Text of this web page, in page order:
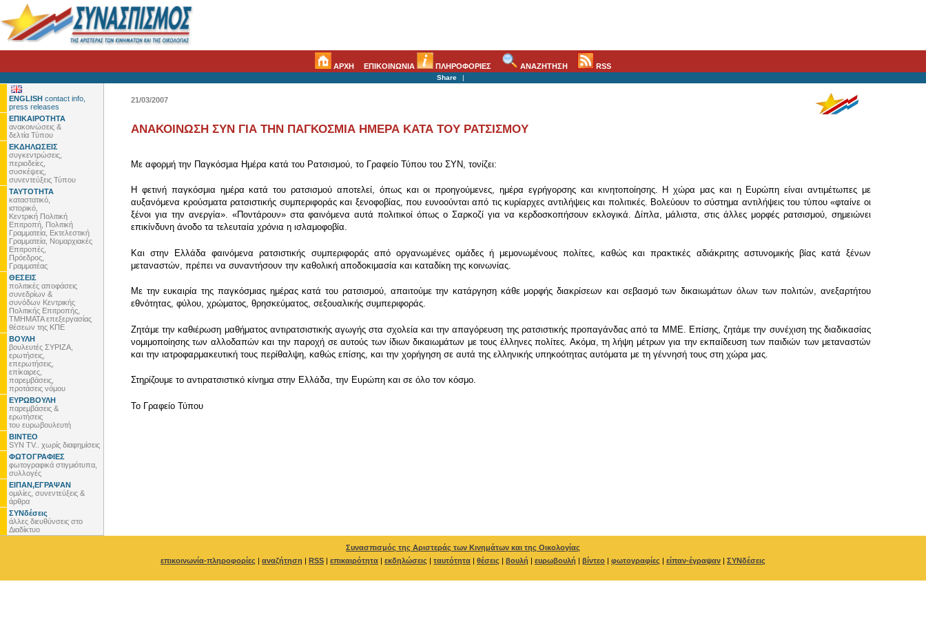
ΑΡΧΗ ΕΠΙΚΟΙΝΩΝΙΑ ΠΛΗΡΟΦΟΡΙΕΣ ΑΝΑΖΗΤΗΣΗ RSS
Share |
ENGLISH contact info,
press releases
ΕΠΙΚΑΙΡΟΤΗΤΑ
ανακοινώσεις &
δελτία Τύπου
ΕΚΔΗΛΩΣΕΙΣ
συγκεντρώσεις,
περιοδείες,
συσκέψεις,
συνεντεύξεις Τύπου
ΤΑΥΤΟΤΗΤΑ
καταστατικό,
ιστορικό,
Κεντρική Πολιτική
Επιτροπή, Πολιτική
Γραμματεία, Εκτελεστική
Γραμματεία, Νομαρχιακές
Επιτροπές,
Πρόεδρος,
Γραμματέας
ΘΕΣΕΙΣ
πολιτικές αποφάσεις
συνεδρίων &
συνόδων Κεντρικής
Πολιτικής Επιτροπής,
ΤΜΗΜΑΤΑ επεξεργασίας
θέσεων της ΚΠΕ
ΒΟΥΛΗ
βουλευτές ΣΥΡΙΖΑ,
ερωτήσεις,
επερωτήσεις,
επίκαιρες,
παρεμβάσεις,
προτάσεις νόμου
ΕΥΡΩΒΟΥΛΗ
παρεμβάσεις &
ερωτήσεις
του ευρωβουλευτή
ΒΙΝΤΕΟ
SYN TV.. χωρίς διαφημίσεις
ΦΩΤΟΓΡΑΦΙΕΣ
φωτογραφικά στιγμιότυπα,
συλλογές
ΕΙΠΑΝ,ΕΓΡΑΨΑΝ
ομιλίες, συνεντεύξεις &
άρθρα
ΣΥΝδέσεις
άλλες διευθύνσεις στο
Διαδίκτυο
21/03/2007
ΑΝΑΚΟΙΝΩΣΗ ΣΥΝ ΓΙΑ ΤΗΝ ΠΑΓΚΟΣΜΙΑ ΗΜΕΡΑ ΚΑΤΑ ΤΟΥ ΡΑΤΣΙΣΜΟΥ
Με αφορμή την Παγκόσμια Ημέρα κατά του Ρατσισμού, το Γραφείο Τύπου του ΣΥΝ, τονίζει:
Η φετινή παγκόσμια ημέρα κατά του ρατσισμού αποτελεί, όπως και οι προηγούμενες, ημέρα εγρήγορσης και κινητοποίησης. Η χώρα μας και η Ευρώπη είναι αντιμέτωπες με
αυξανόμενα κρούσματα ρατσιστικής συμπεριφοράς και ξενοφοβίας, που ευνοούνται από τις κυρίαρχες αντιλήψεις και πολιτικές. Βολεύουν το σύστημα αντιλήψεις του τύπου «φταίνε οι
ξένοι για την ανεργία». «Ποντάρουν» στα φαινόμενα αυτά πολιτικοί όπως ο Σαρκοζί για να κερδοσκοπήσουν εκλογικά. Δίπλα, μάλιστα, στις άλλες μορφές ρατσισμού, σημειώνει
επικίνδυνη άνοδο τα τελευταία χρόνια η ισλαμοφοβία.
Και στην Ελλάδα φαινόμενα ρατσιστικής συμπεριφοράς από οργανωμένες ομάδες ή μεμονωμένους πολίτες, καθώς και πρακτικές αδιάκριτης αστυνομικής βίας κατά ξένων
μεταναστών, πρέπει να συναντήσουν την καθολική αποδοκιμασία και καταδίκη της κοινωνίας.
Με την ευκαιρία της παγκόσμιας ημέρας κατά του ρατσισμού, απαιτούμε την κατάργηση κάθε μορφής διακρίσεων και σεβασμό των δικαιωμάτων όλων των πολιτών, ανεξαρτήτου
εθνότητας, φύλου, χρώματος, θρησκεύματος, σεξουαλικής συμπεριφοράς.
Ζητάμε την καθιέρωση μαθήματος αντιρατσιστικής αγωγής στα σχολεία και την απαγόρευση της ρατσιστικής προπαγάνδας από τα ΜΜΕ. Επίσης, ζητάμε την συνέχιση της διαδικασίας
νομιμοποίησης των αλλοδαπών και την παροχή σε αυτούς των ίδιων δικαιωμάτων με τους έλληνες πολίτες. Ακόμα, τη λήψη μέτρων για την εκπαίδευση των παιδιών των μεταναστών
και την ιατροφαρμακευτική τους περίθαλψη, καθώς επίσης, και την χορήγηση σε αυτά της ελληνικής υπηκοότητας αυτόματα με τη γέννησή τους στη χώρα μας.
Στηρίζουμε το αντιρατσιστικό κίνημα στην Ελλάδα, την Ευρώπη και σε όλο τον κόσμο.
To Γραφείο Τύπου
Συνασπισμός της Αριστεράς των Κινημάτων και της Οικολογίας
επικοινωνία-πληροφορίες | αναζήτηση | RSS | επικαιρότητα | εκδηλώσεις | ταυτότητα | θέσεις | βουλή | ευρωβουλή | βίντεο | φωτογραφίες | είπαν-έγραψαν | ΣΥΝδέσεις